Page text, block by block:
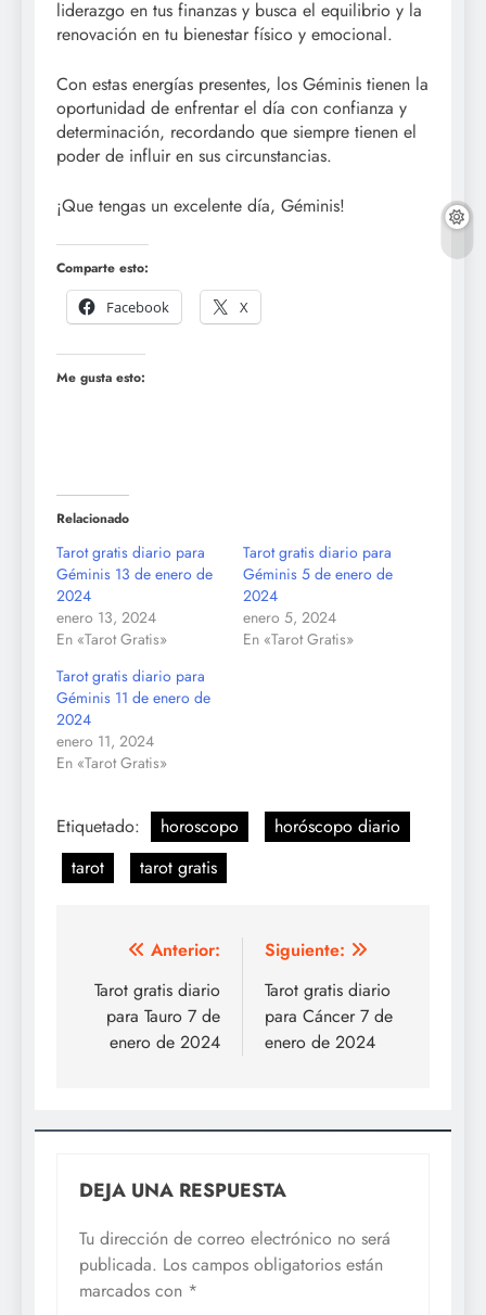
liderazgo en tus finanzas y busca el equilibrio y la
renovación en tu bienestar físico y emocional.
Con estas energías presentes, los Géminis tienen la
oportunidad de enfrentar el día con confianza y
determinación, recordando que siempre tienen el
poder de influir en sus circunstancias.
¡Que tengas un excelente día, Géminis!
Comparte esto:
Facebook
X
Me gusta esto:
Relacionado
Tarot gratis diario para
Géminis 13 de enero de
2024
enero 13, 2024
En «Tarot Gratis»
Tarot gratis diario para
Géminis 5 de enero de
2024
enero 5, 2024
En «Tarot Gratis»
Tarot gratis diario para
Géminis 11 de enero de
2024
enero 11, 2024
En «Tarot Gratis»
Etiquetado: horoscopo
horóscopo diario
tarot
tarot gratis
Navegación
de
entradas
Anterior:
Tarot gratis diario
para Tauro 7 de
enero de 2024
Siguiente:
Tarot gratis diario
para Cáncer 7 de
enero de 2024
DEJA UNA RESPUESTA
Tu dirección de correo electrónico no será
publicada. Los campos obligatorios están
marcados con *